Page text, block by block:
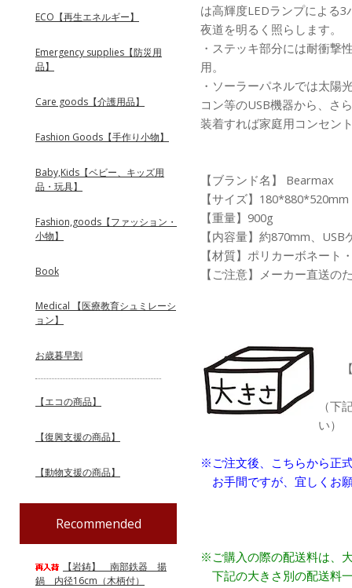
は高輝度LEDランプによる
夜道を明るく照らします。
・ステッキ部分には耐衝撃
用。
・ソーラーパネルでは太陽
コン等のUSB機器から、さ
装着すれば家庭用コンセン
【ブランド名】 Bearmax
【サイズ】180*880*520mm
【重量】900g
【内容量】約870mm、USB
【材質】ポリカーボネート
【ご注意】メーカー直送の
【
（下
い）
※ご注文後、こちらから正
お手間ですが、宜しくお
※ご購入の際の配送料は、
下記の大きさ別の配送料
ECO【再生エネルギー】
Emergency supplies【防災用
品】
Care goods【介護用品】
Fashion Goods【手作り小物】
Baby,Kids【ベビー、キッズ用
品・玩具】
Fashion,goods【ファッション・
小物】
Book
Medical 【医療教育シュミレーシ
ョン】
お歳暮早割
【エコの商品】
【復興支援の商品】
【動物支援の商品】
Recommended
【岩鋳】 南部鉄器 揚
鍋 内径16cm（木柄付）